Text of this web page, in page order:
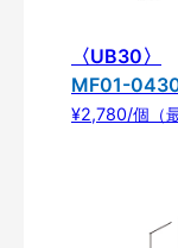
〈UB30〉
MF01-
¥2,780/個（